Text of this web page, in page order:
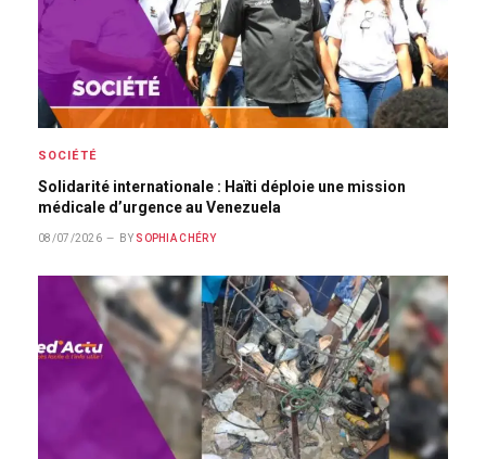
SOCIÉTÉ
Solidarité internationale : Haïti déploie une mission
médicale d’urgence au Venezuela
08/07/2026 BY SOPHIA CHÉRY